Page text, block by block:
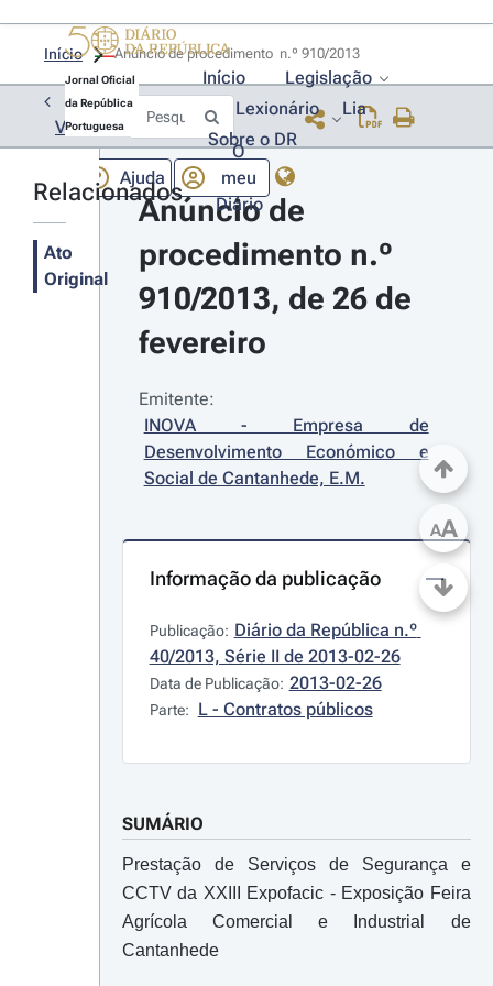
Jornal Oficial
da República
Portuguesa
Início
Legislação
Lexionário
Lia
Sobre o DR
Ajuda
O
meu
Diário
Início
Voltar
Relacionados
Ato
Original
Anúncio de
procedimento n.º
910/2013, de 26 de
fevereiro
Emitente:
INOVA - Empresa de
Desenvolvimento Económico e
Social de Cantanhede, E.M.
Informação da publicação
Publicação: Diário da República n.º
40/2013, Série II de 2013-02-26
Data de Publicação: 2013-02-26
Parte: L - Contratos públicos
SUMÁRIO
Prestação de Serviços de Segurança e
CCTV da XXIII Expofacic - Exposição Feira
Agrícola Comercial e Industrial de
Cantanhede
AA